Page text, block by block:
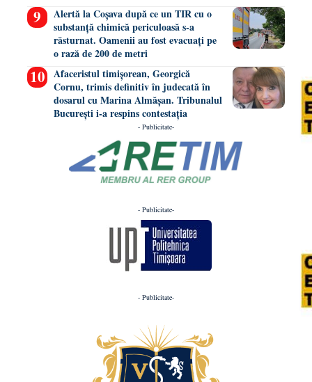
Alertă la Coșava după ce un TIR cu o
substanță chimică periculoasă s-a
răsturnat. Oamenii au fost evacuați pe
o rază de 200 de metri
Afaceristul timișorean, Georgică
Cornu, trimis definitiv în judecată în
dosarul cu Marina Almășan. Tribunalul
București i-a respins contestația
- Publicitate-
- Publicitate-
- Publicitate-